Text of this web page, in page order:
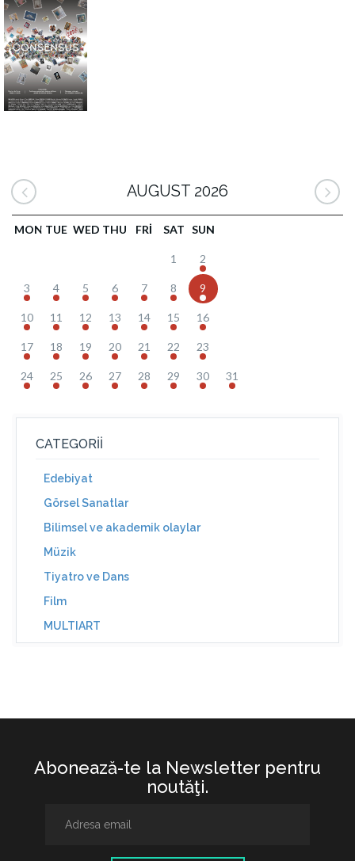
AUGUST 2026
MON TUE WED THU FRI SAT SUN
1 2
3 4 5 6 7 8 9
10 11 12 13 14 15 16
17 18 19 20 21 22 23
24 25 26 27 28 29 30 31
CATEGORII
Edebiyat
Görsel Sanatlar
Bilimsel ve akademik olaylar
Müzik
Tiyatro ve Dans
Film
MULTIART
Abonează-te la Newsletter pentru
noutăţi.